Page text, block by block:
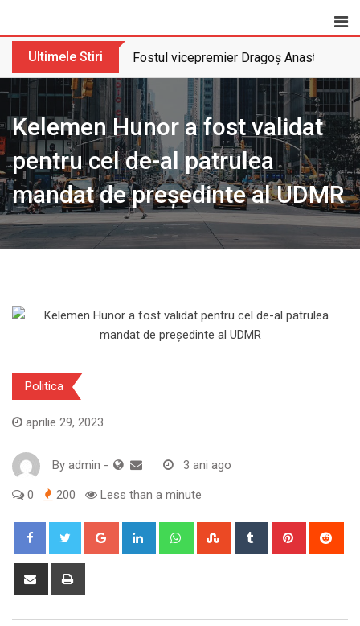
Ultimele Stiri Fostul vicepremier Dragoș Anastasiu
Kelemen Hunor a fost validat
pentru cel de-al patrulea
mandat de președinte al UDMR
Politica
aprilie 29, 2023
By admin - 3 ani ago
0 200 Less than a minute
Google+ LinkedIn WhatsappStumbleUpon
Tumblr Pinterest
Share